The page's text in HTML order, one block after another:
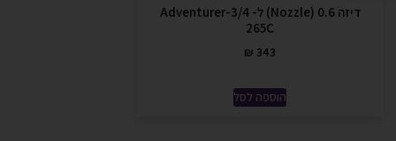
דיזה 0.6 (Nozzle) ל- Adventurer-3/4
265C
₪ 343
הוספה לסל